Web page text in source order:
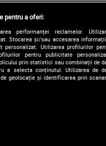
| Contact/Info Codul
pentru a oferi:
performanței reclamelor.
Stocarea și/sau accesarea
personalizat. Utilizarea profilurilor
pentru publicitate
prin statistici sau combinații de
a selecta conținutul. Utilizarea de
geolocație și identificarea prin